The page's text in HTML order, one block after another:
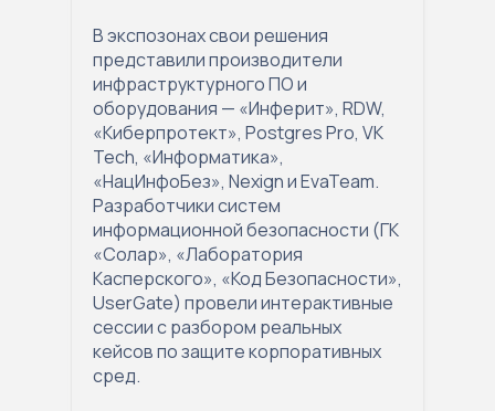
В экспозонах свои решения
представили производители
инфраструктурного ПО и
оборудования — «Инферит», RDW,
«Киберпротект», Postgres Pro, VK
Tech, «Информатика»,
«НацИнфоБез», Nexign и EvaTeam.
Разработчики систем
информационной безопасности (ГК
«Солар», «Лаборатория
Касперского», «Код Безопасности»,
UserGate) провели интерактивные
сессии с разбором реальных
кейсов по защите корпоративных
сред.